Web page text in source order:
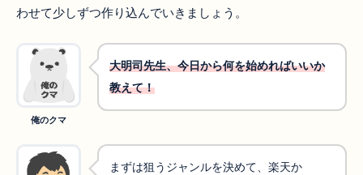
わせて少しずつ作り込んでいきましょう。
俺のクマ
大明司先生、今日から何を始めればいいか
教えて！
まずは狙うジャンルを決めて、楽天か